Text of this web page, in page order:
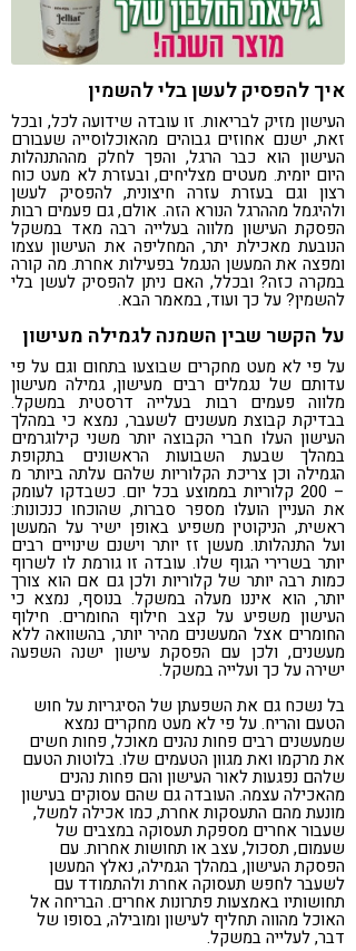
איך להפסיק לעשן בלי להשמין
העישון מזיק לבריאות. זו עובדה שידועה לכל, ובכל
זאת, ישנם אחוזים גבוהים מהאוכלוסייה שעבורם
העישון הוא כבר הרגל, והפך לחלק מההתנהלות
היום יומית. מעטים מצליחים, ובעזרת לא מעט כוח
רצון וגם בעזרת עזרה חיצונית, להפסיק לעשן
ולהיגמל מההרגל הנורא הזה. אולם, גם פעמים רבות
הפסקת העישון מלווה בעלייה רבה מאד במשקל
הנובעת מאכילת יתר, המחליפה את העישון עצמו
ומפצה את המעשן הנגמל בפעילות אחרת. מה קורה
במקרה כזה? ובכלל, האם ניתן להפסיק לעשן בלי
להשמין? על כך ועוד, במאמר הבא.
על הקשר שבין השמנה לגמילה מעישון
על פי לא מעט מחקרים שבוצעו בתחום וגם על פי
עדותם של נגמלים רבים מעישון, גמילה מעישון
מלווה פעמים רבות בעלייה דרסטית במשקל.
בבדיקת קבוצת מעשנים לשעבר, נמצא כי במהלך
העישון העלו חברי הקבוצה יותר משני קילוגרמים
במהלך שבעת השבועות הראשונים בתקופת
הגמילה וכן צריכת הקלוריות שלהם עלתה ביותר מ
– 200 קלוריות בממוצע בכל יום. כשבדקו לעומק
את העניין הועלו מספר סברות, שהוכחו כנכונות:
ראשית, הניקוטין משפיע באופן ישיר על המעשן
ועל התנהלותו. מעשן זז יותר וישנם שינויים רבים
יותר בשרירי הגוף שלו. עובדה זו גורמת לו לשרוף
כמות רבה יותר של קלוריות ולכן גם אם הוא צורך
יותר, הוא איננו מעלה במשקל. בנוסף, נמצא כי
העישון משפיע על קצב חילוף החומרים. חילוף
החומרים אצל המעשנים מהיר יותר, בהשוואה ללא
מעשנים, ולכן עם הפסקת עישון ישנה השפעה
ישירה על כך ועלייה במשקל.
בל נשכח גם את השפעתן של הסיגריות על חוש
הטעם והריח. על פי לא מעט מחקרים נמצא
שמעשנים רבים פחות נהנים מאוכל, פחות חשים
את מרקמו ואת מגוון הטעמים שלו. בלוטות הטעם
שלהם נפגעות לאור העישון והם פחות נהנים
מהאכילה עצמה. העובדה גם שהם עסוקים בעישון
מונעת מהם התעסקות אחרת, כמו אכילה למשל,
שעבור אחרים מספקת תעסוקה במצבים של
שעמום, תסכול, עצב או תחושות אחרות. עם
הפסקת העישון, במהלך הגמילה, נאלץ המעשן
לשעבר לחפש תעסוקה אחרת ולהתמודד עם
תחושותיו באמצעות פתרונות אחרים. הבריחה אל
האוכל מהווה תחליף לעישון ומובילה, בסופו של
דבר, לעלייה במשקל.